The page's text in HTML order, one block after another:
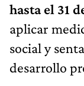
hasta el 31
aplicar
social y
desarrollo